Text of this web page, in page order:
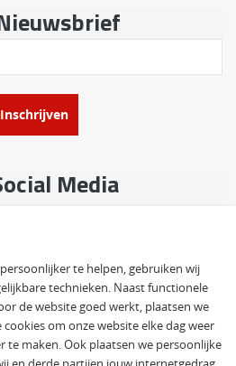
Inschrijven
Media
B.V. | Alle rechten voorbehouden
geïntegreerd met Troublefree Smart Stone
te helpen, gebruiken wij
technieken. Naast functionele
de website goed werkt, plaatsen we
om onze website elke dag weer
te maken. Ook plaatsen we persoonlijke